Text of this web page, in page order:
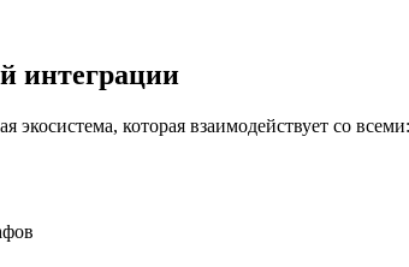
интеграции
экосистема, которая взаимодействует со